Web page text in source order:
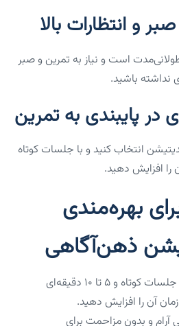
است و نیاز به تمرین و صبر
نداشته باشید.
انتخاب کنید و با جلسات کوتاه
را افزایش دهید.
بهره‌مندی
ذهن‌آگاهی
: با جلسات کوتاه و ۵ تا ۱۰ دقیقه‌ای
آن را افزایش دهید.
آرام و بدون مزاحمت برای